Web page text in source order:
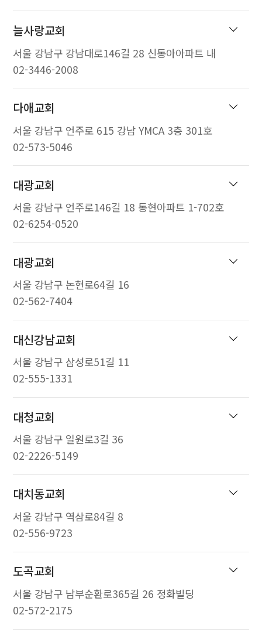
늘사랑교회
서울 강남구 강남대로146길 28 신동아아파트 내
02-3446-2008
다애교회
서울 강남구 언주로 615 강남 YMCA 3층 301호
02-573-5046
대광교회
서울 강남구 언주로146길 18 동현아파트 1-702호
02-6254-0520
대광교회
서울 강남구 논현로64길 16
02-562-7404
대신강남교회
서울 강남구 삼성로51길 11
02-555-1331
대청교회
서울 강남구 일원로3길 36
02-2226-5149
대치동교회
서울 강남구 역삼로84길 8
02-556-9723
도곡교회
서울 강남구 남부순환로365길 26 정화빌딩
02-572-2175